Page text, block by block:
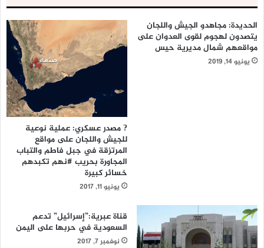
الحديدة: مجاهدو الجيش واللجان
يتصدون لهجوم لقوى العدوان على
مواقعهم شمال مديرية حيس
يونيو 14, 2019
? مصدر عسكري: عملية نوعية
للجيش واللجان على مواقع
المرتزقة في جبل فاطم والتباب
المجاورة بحريب #نهم تكبدهم
خسائر كبيرة
يونيو 11, 2017
قناة عبرية:”إسرائيل” تدعم
السعودية في حربها على اليمن
نوفمبر 7, 2017